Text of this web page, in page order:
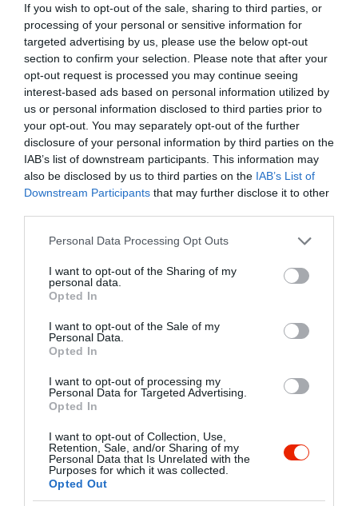
If you wish to opt-out of the sale, sharing to third parties, or
processing of your personal or sensitive information for
targeted advertising by us, please use the below opt-out
section to confirm your selection. Please note that after your
opt-out request is processed you may continue seeing
interest-based ads based on personal information utilized by
us or personal information disclosed to third parties prior to
your opt-out. You may separately opt-out of the further
disclosure of your personal information by third parties on the
IAB’s list of downstream participants. This information may
also be disclosed by us to third parties on the IAB’s List of
Downstream Participants that may further disclose it to other
Please note that this website/app uses one or more Google
not limited to your visit or usage behaviour. You may click to
grant or deny consent to Google and its third-party tags to
use your data for below specified purposes in below Google
consent section.
Personal Data Processing Opt Outs
I want to opt-out of the Sharing of my
personal data.
Opted In
I want to opt-out of the Sale of my
Personal Data.
Opted In
I want to opt-out of processing my
Personal Data for Targeted Advertising.
Opted In
I want to opt-out of Collection, Use,
Retention, Sale, and/or Sharing of my
Personal Data that Is Unrelated with the
Purposes for which it was collected.
Opted Out
Értékelések Értékeld Te is
4.2 5 3
4 2
0
2 1
1 0
Elcsics Miklós
hangulatos hely. Csak ajánlani
Szerintem egyáltalán nem
"hangulatlan", sőt, kifejezetten
hangulatos, ha egy jó